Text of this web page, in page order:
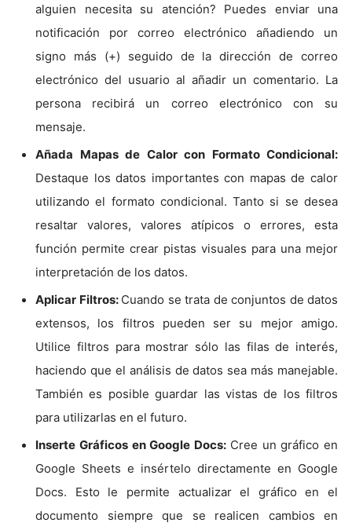
alguien necesita su atención? Puedes enviar una
notificación por correo electrónico añadiendo un
signo más (+) seguido de la dirección de correo
electrónico del usuario al añadir un comentario. La
persona recibirá un correo electrónico con su
mensaje.
Añada Mapas de Calor con Formato Condicional:
Destaque los datos importantes con mapas de calor
utilizando el formato condicional. Tanto si se desea
resaltar valores, valores atípicos o errores, esta
función permite crear pistas visuales para una mejor
interpretación de los datos.
Aplicar Filtros: Cuando se trata de conjuntos de datos
extensos, los filtros pueden ser su mejor amigo.
Utilice filtros para mostrar sólo las filas de interés,
haciendo que el análisis de datos sea más manejable.
También es posible guardar las vistas de los filtros
para utilizarlas en el futuro.
Inserte Gráficos en Google Docs: Cree un gráfico en
Google Sheets e insértelo directamente en Google
Docs. Esto le permite actualizar el gráfico en el
documento siempre que se realicen cambios en